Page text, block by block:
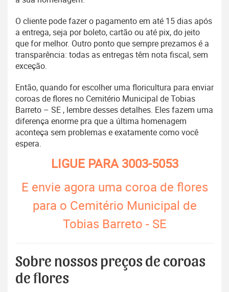
O cliente pode fazer o pagamento em até 15 dias após
a entrega, seja por boleto, cartão ou até pix, do jeito
que for melhor. Outro ponto que sempre prezamos é a
transparência: todas as entregas têm nota fiscal, sem
exceção.
Então, quando for escolher uma floricultura para enviar
coroas de flores no Cemitério Municipal de Tobias
Barreto – SE , lembre desses detalhes. Eles fazem uma
diferença enorme pra que a última homenagem
aconteça sem problemas e exatamente como você
espera.
LIGUE PARA3003-5053
E envie agora uma coroa de flores
para o Cemitério Municipal de
Tobias Barreto - SE
Sobre nossos preços de coroas
de flores